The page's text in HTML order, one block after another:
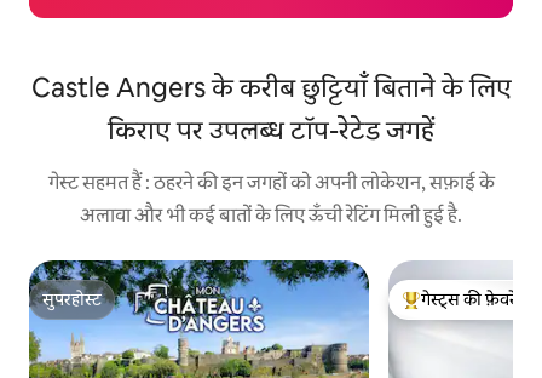
Castle Angers के करीब छुट्टियाँ बिताने के लिए
किराए पर उपलब्ध टॉप-रेटेड जगहें
गेस्ट सहमत हैं : ठहरने की इन जगहों को अपनी लोकेशन, सफ़ाई के
अलावा और भी कई बातों के लिए ऊँची रेटिंग मिली हुई है.
सुपरहोस्ट
सुपरहोस्ट
गेस्ट्स का टॉप फ़ेवरेट
गेस्ट्स की फ़ेवरेट